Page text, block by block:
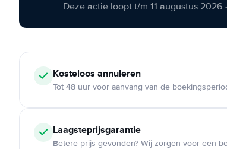
Deze actie loopt t/m 11 augustus
Kosteloos annuleren
Tot 48 uur voor aanvang van de
Laagsteprijsgarantie
Betere prijs gevonden? Wij zorgen voor een